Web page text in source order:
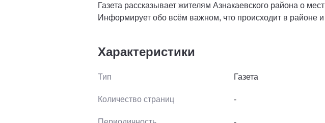
Газета рассказывает жителям Азнакаевского района о
Информирует обо всём важном, что происходит в районе и
Характеристики
Тип Газета
Количество страниц -